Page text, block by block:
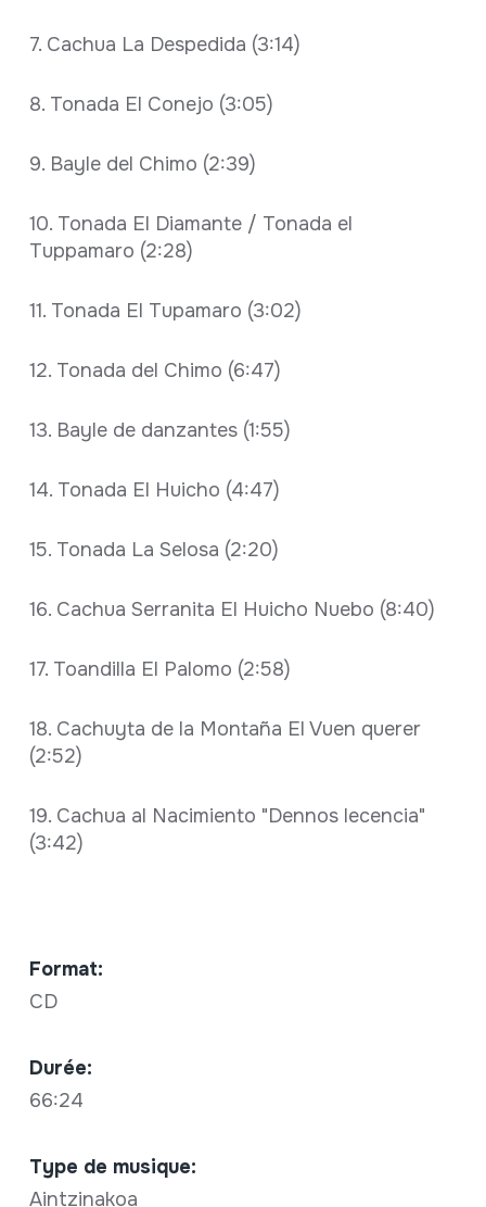
7. Cachua La Despedida (3:14)
8. Tonada El Conejo (3:05)
9. Bayle del Chimo (2:39)
10. Tonada El Diamante / Tonada el
Tuppamaro (2:28)
11. Tonada El Tupamaro (3:02)
12. Tonada del Chimo (6:47)
13. Bayle de danzantes (1:55)
14. Tonada El Huicho (4:47)
15. Tonada La Selosa (2:20)
16. Cachua Serranita El Huicho Nuebo (8:40)
17. Toandilla El Palomo (2:58)
18. Cachuyta de la Montaña El Vuen querer
(2:52)
19. Cachua al Nacimiento "Dennos lecencia"
(3:42)
Format:
CD
Durée:
66:24
Type de musique:
Aintzinakoa